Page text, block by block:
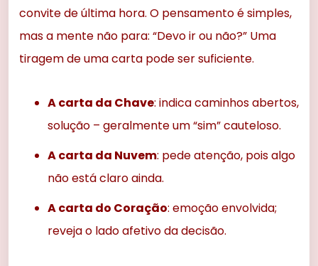
convite de última hora. O pensamento é simples,
mas a mente não para: “Devo ir ou não?” Uma
tiragem de uma carta pode ser suficiente.
A carta da Chave: indica caminhos abertos,
solução – geralmente um “sim” cauteloso.
A carta da Nuvem: pede atenção, pois algo
não está claro ainda.
A carta do Coração: emoção envolvida;
reveja o lado afetivo da decisão.